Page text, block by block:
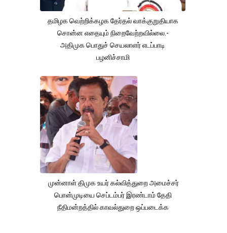
தமிழக வெற்றிக்கழக தேர்தல் வாக்குறுதியாக
சொன்ன எதையும் நிறைவேற்றவில்லை.-
அதிமுக பொதுச் செயலாளர் எடப்பாடி
பழனிச்சாமி
முன்னாள் திமுக உயர் கல்வித்துறை அமைச்சர்
பொன்முடியை செப்டம்பர் இரண்டாம் தேதி
நீதிமன்றத்தில் காவல்துறை ஒப்படைக்க